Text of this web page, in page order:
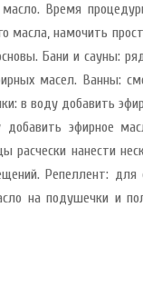
Время
масла, намочить
Бани и сауны:
масел. Ванны:
в воду добавить
эфирное
расчески нанести
Репеллент:
на подушечки и